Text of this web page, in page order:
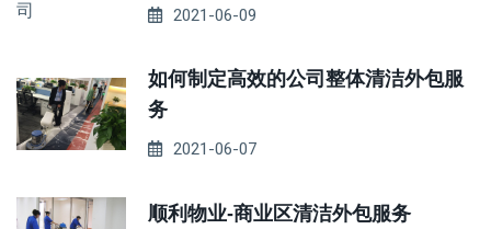
2021-06-09
如何制定高效的公司整体清洁外包服
务
2021-06-07
顺利物业-商业区清洁外包服务